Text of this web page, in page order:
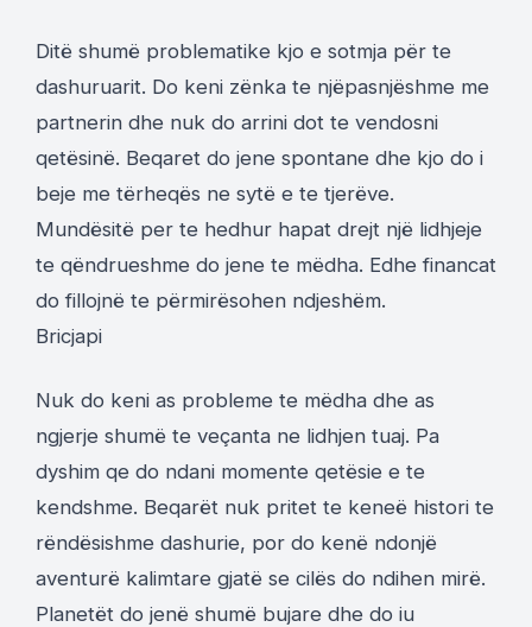
Ditë shumë problematike kjo e sotmja për te
dashuruarit. Do keni zënka te njëpasnjëshme me
partnerin dhe nuk do arrini dot te vendosni
qetësinë. Beqaret do jene spontane dhe kjo do i
beje me tërheqës ne sytë e te tjerëve.
Mundësitë per te hedhur hapat drejt një lidhjeje
te qëndrueshme do jene te mëdha. Edhe financat
do fillojnë te përmirësohen ndjeshëm.
Bricjapi
Nuk do keni as probleme te mëdha dhe as
ngjerje shumë te veçanta ne lidhjen tuaj. Pa
dyshim qe do ndani momente qetësie e te
kendshme. Beqarët nuk pritet te keneë histori te
rëndësishme dashurie, por do kenë ndonjë
aventurë kalimtare gjatë se cilës do ndihen mirë.
Planetët do jenë shumë bujare dhe do iu